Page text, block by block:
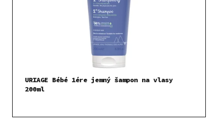
URIAGE Bébé 1ére jemný šampon na vlasy
200ml